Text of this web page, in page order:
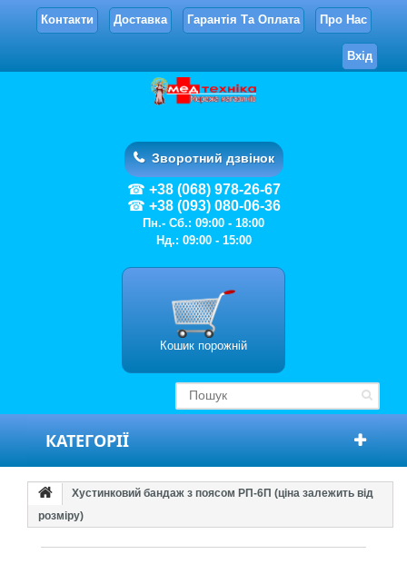
Контакти Доставка Гарантія Та Оплата Про Нас
Вхід
Зворотний дзвінок
+38 (068) 978-26-67
+38 (093) 080-06-36
Пн.- Сб.: 09:00 - 18:00
Нд.: 09:00 - 15:00
Кошик порожній
КАТЕГОРІЇ
Хустинковий бандаж з поясом РП-6П (ціна залежить від
розміру)